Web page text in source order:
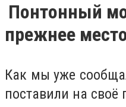
Понтонный
прежнее
Как мы уже
поставили на своё